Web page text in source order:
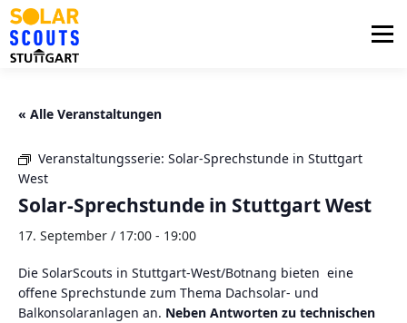
Zum
Inhalt
springen
Menü
BEZIRKSGRUPPEN
« Alle Veranstaltungen
Veranstaltungsserie: Solar-Sprechstunde in Stuttgart
West
Solar-Sprechstunde in Stuttgart West
17. September / 17:00 - 19:00
Die SolarScouts in Stuttgart-West/Botnang bieten eine
offene Sprechstunde zum Thema Dachsolar- und
Balkonsolaranlagen an. Neben Antworten zu technischen